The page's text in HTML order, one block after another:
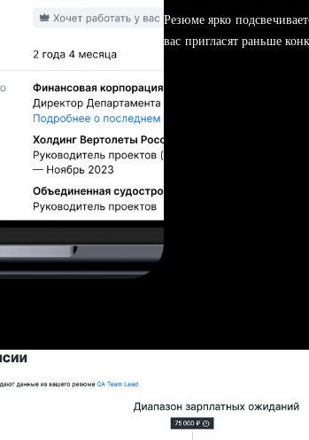
Резюме ярко
вас пригласят раньше